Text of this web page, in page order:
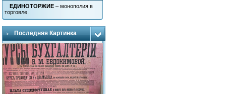
ЕДИНОТОРЖИЕ – монополия в
торговле.
Последняя Картинка